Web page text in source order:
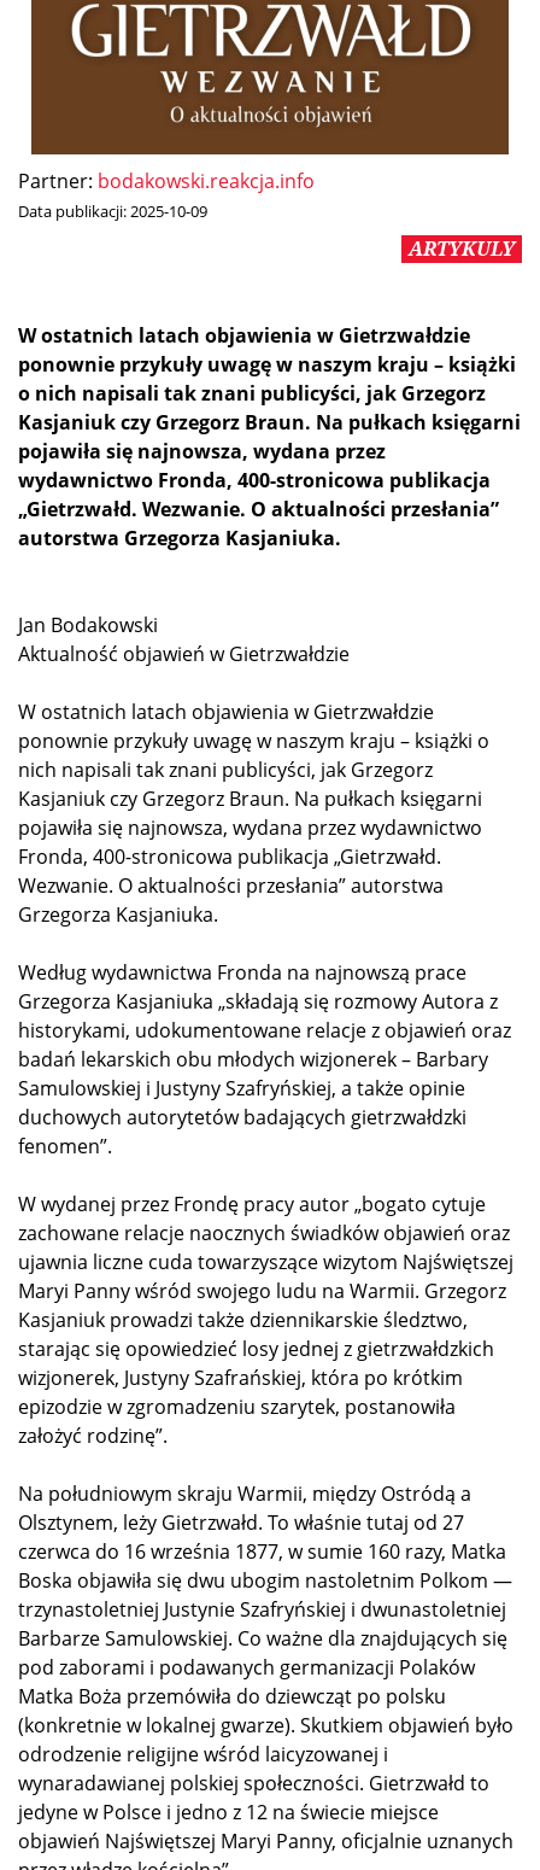
Partner: bodakowski.reakcja.info
Data publikacji:2025-10-09
ARTYKULY
W ostatnich latach objawienia w Gietrzwałdzie
ponownie przykuły uwagę w naszym kraju – książki
o nich napisali tak znani publicyści, jak Grzegorz
Kasjaniuk czy Grzegorz Braun. Na pułkach księgarni
pojawiła się najnowsza, wydana przez
wydawnictwo Fronda, 400-stronicowa publikacja
„Gietrzwałd. Wezwanie. O aktualności przesłania”
autorstwa Grzegorza Kasjaniuka.
Jan Bodakowski
Aktualność objawień w Gietrzwałdzie
W ostatnich latach objawienia w Gietrzwałdzie
ponownie przykuły uwagę w naszym kraju – książki o
nich napisali tak znani publicyści, jak Grzegorz
Kasjaniuk czy Grzegorz Braun. Na pułkach księgarni
pojawiła się najnowsza, wydana przez wydawnictwo
Fronda, 400-stronicowa publikacja „Gietrzwałd.
Wezwanie. O aktualności przesłania” autorstwa
Grzegorza Kasjaniuka.
Według wydawnictwa Fronda na najnowszą prace
Grzegorza Kasjaniuka „składają się rozmowy Autora z
historykami, udokumentowane relacje z objawień oraz
badań lekarskich obu młodych wizjonerek – Barbary
Samulowskiej i Justyny Szafryńskiej, a także opinie
duchowych autorytetów badających gietrzwałdzki
fenomen”.
W wydanej przez Frondę pracy autor „bogato cytuje
zachowane relacje naocznych świadków objawień oraz
ujawnia liczne cuda towarzyszące wizytom Najświętszej
Maryi Panny wśród swojego ludu na Warmii. Grzegorz
Kasjaniuk prowadzi także dziennikarskie śledztwo,
starając się opowiedzieć losy jednej z gietrzwałdzkich
wizjonerek, Justyny Szafrańskiej, która po krótkim
epizodzie w zgromadzeniu szarytek, postanowiła
założyć rodzinę”.
Na południowym skraju Warmii, między Ostródą a
Olsztynem, leży Gietrzwałd. To właśnie tutaj od 27
czerwca do 16 września 1877, w sumie 160 razy, Matka
Boska objawiła się dwu ubogim nastoletnim Polkom —
trzynastoletniej Justynie Szafryńskiej i dwunastoletniej
Barbarze Samulowskiej. Co ważne dla znajdujących się
pod zaborami i podawanych germanizacji Polaków
Matka Boża przemówiła do dziewcząt po polsku
(konkretnie w lokalnej gwarze). Skutkiem objawień było
odrodzenie religijne wśród laicyzowanej i
wynaradawianej polskiej społeczności. Gietrzwałd to
jedyne w Polsce i jedno z 12 na świecie miejsce
objawień Najświętszej Maryi Panny, oficjalnie uznanych